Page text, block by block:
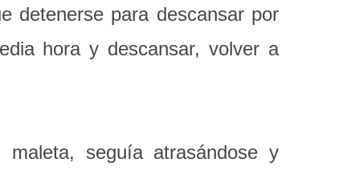
detenerse para descansar por
hora y descansar, volver a
seguía atrasándose y